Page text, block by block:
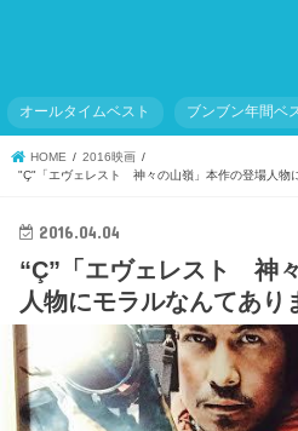
オールタイムベスト ブンブン年間ベ
HOME
2016映画
"Ç"「エヴェレスト 神々の山嶺」本作の登場人物
2016.04.04
“Ç”「エヴェレスト 神
人物にモラルなんてあり